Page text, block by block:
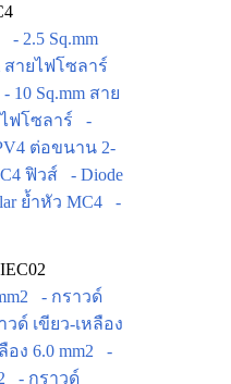
- 2.5 Sq.mm
สายไฟโซลาร์
- 10 Sq.mm สาย
ไฟโซลาร์
-
ต่อขนาน 2-
ฟิวส์
- Diode
ย้ำหัว MC4
-
- กราวด์
วด์ เขียว-เหลือง
ง 6.0 mm2
-
- กราวด์